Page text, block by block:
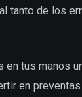
tanto de los
en tus manos
en